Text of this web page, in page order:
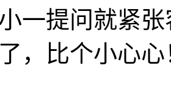
一提问就紧
，比个小心心